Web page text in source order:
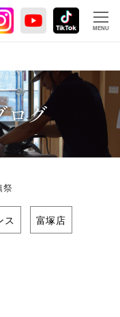
MENU
ログ
祭
ス 富塚店